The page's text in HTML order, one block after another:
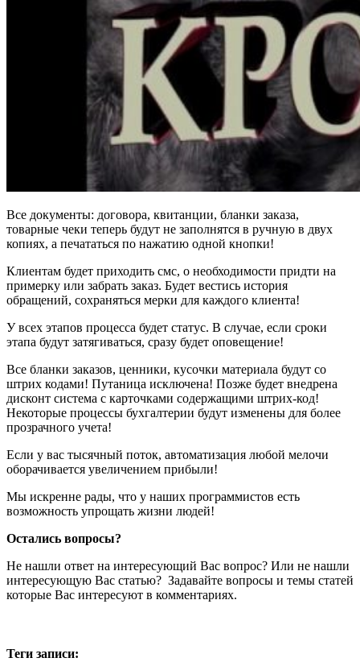
Все документы: договора, квитанции, бланки заказа,
товарные чеки теперь будут не заполнятся в ручную в двух
копиях, а печататься по нажатию одной кнопки!
Клиентам будет приходить смс, о необходимости придти на
примерку или забрать заказ. Будет вестись история
обращений, сохраняться мерки для каждого клиента!
У всех этапов процесса будет статус. В случае, если сроки
этапа будут затягиваться, сразу будет оповещение!
Все бланки заказов, ценники, кусочки материала будут со
штрих кодами! Путаница исключена! Позже будет внедрена
дисконт система с карточками содержащими штрих-код!
Некоторые процессы бухгалтерии будут изменены для более
прозрачного учета!
Если у вас тысячный поток, автоматизация любой мелочи
оборачивается увеличением прибыли!
Мы искренне рады, что у наших программистов есть
возможность упрощать жизни людей!
Остались вопросы?
Не нашли ответ на интересующий Вас вопрос? Или не нашли
интересующую Вас статью? Задавайте вопросы и темы статей
которые Вас интересуют в комментариях.
Теги записи: